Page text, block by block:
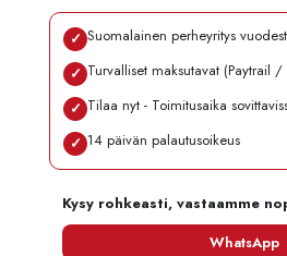
✓ Suomalainen perheyritys
✓ Turvalliset maksutavat (Paytrail /
✓ Tilaa nyt - Toimitusaika
✓ 14 päivän palautusoikeus
Kysy rohkeasti, vastaamme
WhatsApp